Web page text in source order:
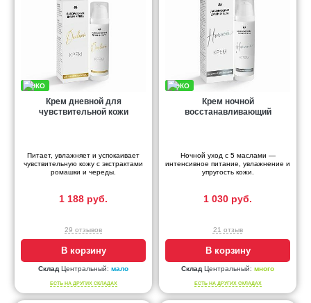
Крем дневной для
чувствительной кожи
Питает, увлажняет и успокаивает
чувствительную кожу с экстрактами
ромашки и череды.
1 188 руб.
29 отзывов
В корзину
СкладЦентральный: мало
ЕСТЬ НА ДРУГИХ СКЛАДАХ
Крем ночной
восстанавливающий
Ночной уход с 5 маслами —
интенсивное питание, увлажнение и
упругость кожи.
1 030 руб.
21 отзыв
В корзину
СкладЦентральный: много
ЕСТЬ НА ДРУГИХ СКЛАДАХ